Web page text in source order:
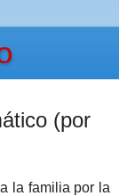
(por
la familia por la